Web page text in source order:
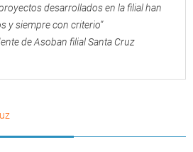
desarrollados en la filial han
y siempre con criterio”
de Asoban filial Santa Cruz